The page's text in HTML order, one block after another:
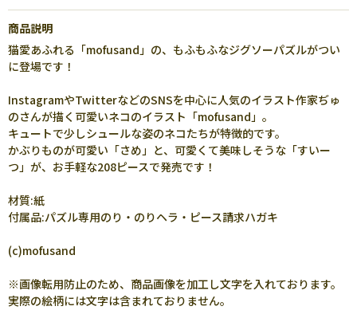
商品説明
猫愛あふれる「mofusand」の、もふもふなジグソーパズルがつい
に登場です！
InstagramやTwitterなどのSNSを中心に人気のイラスト作家ぢゅ
のさんが描く可愛いネコのイラスト「mofusand」。
キュートで少しシュールな姿のネコたちが特徴的です。
かぶりものが可愛い「さめ」と、可愛くて美味しそうな「すいー
つ」が、お手軽な208ピースで発売です！
材質:紙
付属品:パズル専用のり・のりヘラ・ピース請求ハガキ
(c)mofusand
※画像転用防止のため、商品画像を加工し文字を入れております。
実際の絵柄には文字は含まれておりません。